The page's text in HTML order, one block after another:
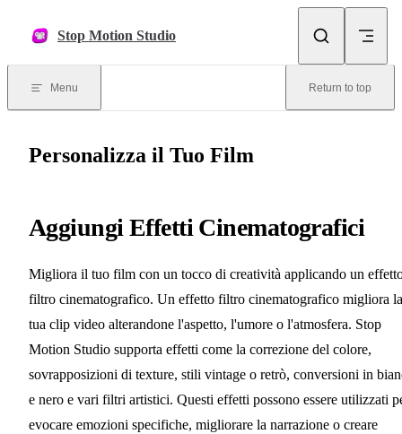
Stop Motion Studio
Menu Return to top
Personalizza il Tuo Film
Aggiungi Effetti Cinematografici
Migliora il tuo film con un tocco di creatività applicando un
filtro cinematografico. Un effetto filtro cinematografico migliora la
tua clip video alterandone l'aspetto, l'umore o l'atmosfera. Stop
Motion Studio supporta effetti come la correzione del colore,
sovrapposizioni di texture, stili vintage o retrò, conversioni in
e nero e vari filtri artistici. Questi effetti possono essere utilizzati
evocare emozioni specifiche, migliorare la narrazione o creare